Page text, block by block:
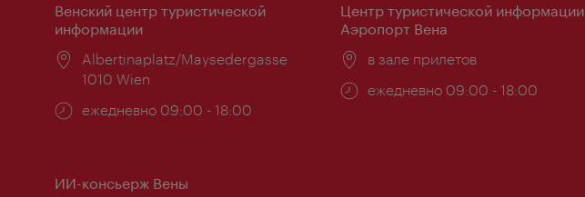
Венский центр туристической
информации
Расположение:
Albertinaplatz/Maysedergasse
1010 Wien
Часы
ежедневно 09:00 - 18:00
Центр туристической информации
Аэропорт Вена
Расположение:
в зале прилетов
Часы
ежедневно 09:00 - 18:00
ИИ-консьерж Вены